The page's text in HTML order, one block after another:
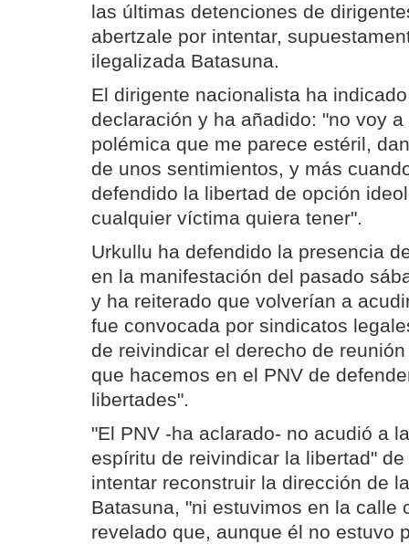
las últimas detenciones de
abertzale por intentar,
ilegalizada Batasuna.
El dirigente nacionalista ha
declaración y ha añadido: "no voy
polémica que me parece estéril,
de unos sentimientos, y más
defendido la libertad de opción
cualquier víctima quiera tener".
Urkullu ha defendido la presencia
en la manifestación del pasado
y ha reiterado que volverían a
fue convocada por sindicatos
de reivindicar el derecho de
que hacemos en el PNV de
libertades".
"El PNV -ha aclarado- no acudió a
espíritu de reivindicar la libertad"
intentar reconstruir la dirección de
Batasuna, "ni estuvimos en la calle
revelado que, aunque él no estuvo